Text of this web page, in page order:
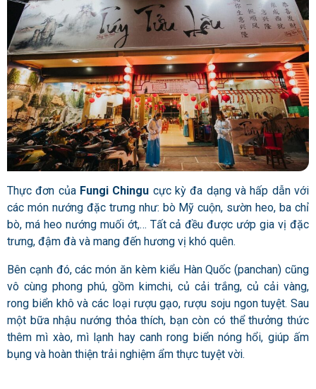
Thực đơn của Fungi Chingu cực kỳ đa dạng và hấp dẫn với
các món nướng đặc trưng như: bò Mỹ cuộn, sườn heo, ba chỉ
bò, má heo nướng muối ớt,… Tất cả đều được ướp gia vị đặc
trưng, đậm đà và mang đến hương vị khó quên.
Bên cạnh đó, các món ăn kèm kiểu Hàn Quốc (panchan) cũng
vô cùng phong phú, gồm kimchi, củ cải trắng, củ cải vàng,
rong biển khô và các loại rượu gạo, rượu soju ngon tuyệt. Sau
một bữa nhậu nướng thỏa thích, bạn còn có thể thưởng thức
thêm mì xào, mì lạnh hay canh rong biển nóng hổi, giúp ấm
bụng và hoàn thiện trải nghiệm ẩm thực tuyệt vời.